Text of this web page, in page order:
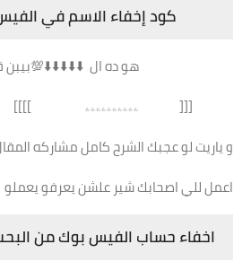
كود إخفاء الاسم في الفيس
هو ده ال
[[[ ۦۦۦۦۦۦۦۦۦۦ ]]]]
و ياريت لو عجبك الشرح كامل مشاركه
اعمل للي اصحابك شير علشن يعرفو يعملو
اخفاء حساب الفيس بوك من